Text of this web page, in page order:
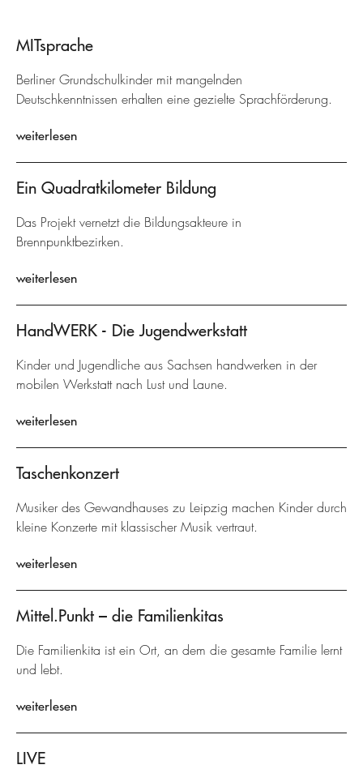
MITsprache
Berliner Grundschulkinder mit mangelnden
Deutschkenntnissen erhalten eine gezielte Sprachförderung.
weiterlesen
Ein Quadratkilometer Bildung
Das Projekt vernetzt die Bildungsakteure in
Brennpunktbezirken.
weiterlesen
HandWERK - Die Jugendwerkstatt
Kinder und Jugendliche aus Sachsen handwerken in der
mobilen Werkstatt nach Lust und Laune.
weiterlesen
Taschenkonzert
Musiker des Gewandhauses zu Leipzig machen Kinder durch
kleine Konzerte mit klassischer Musik vertraut.
weiterlesen
Mittel.Punkt – die Familienkitas
Die Familienkita ist ein Ort, an dem die gesamte Familie lernt
und lebt.
weiterlesen
LIVE